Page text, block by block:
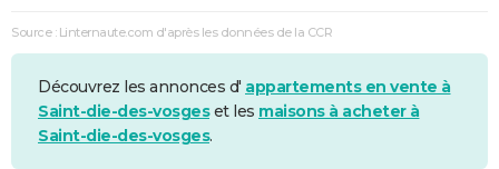
Source : Linternaute.com d'après les données de la CCR
Découvrez les annonces d' appartements en vente à
Saint-die-des-vosgeset les maisons à acheter à
Saint-die-des-vosges.